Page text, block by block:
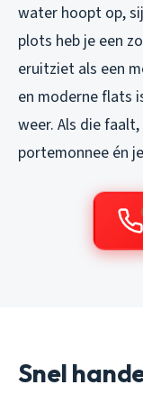
water hoopt op,
plots heb je een
eruitziet als een
en moderne flats
weer. Als die
portemonnee én
Snel